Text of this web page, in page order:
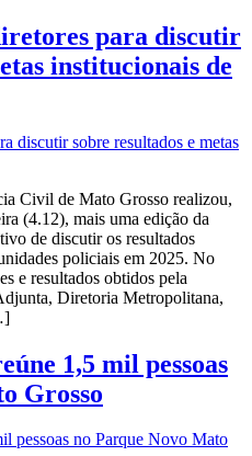
para discutir
institucionais de
Civil de Mato Grosso realizou,
(4.12), mais uma edição da
de discutir os resultados
policiais em 2025. No
e resultados obtidos pela
Diretoria Metropolitana,
1,5 mil pessoas
Grosso